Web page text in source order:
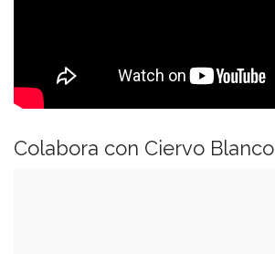
Colabora con Ciervo Blanco